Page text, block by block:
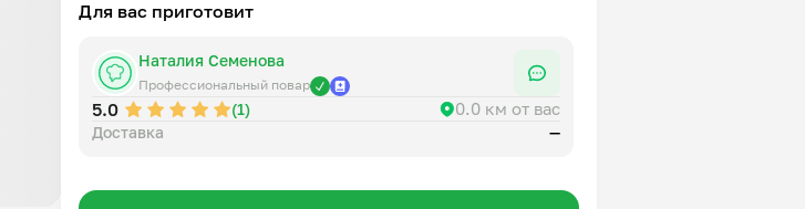
Для вас приготовит
Наталия Семенова
Профессиональный повар
5.0 (1) 0.0 км от вас
Доставка —